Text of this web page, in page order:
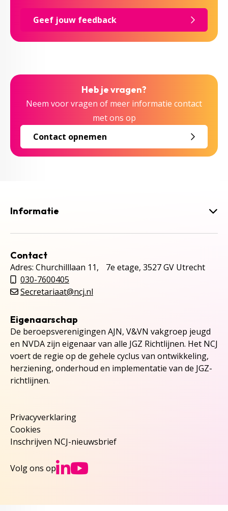
Geef jouw feedback
Heb je vragen?
Neem voor vragen of meer informatie contact
met ons op
Contact opnemen
Informatie
Contact
Adres: Churchilllaan 11, 7e etage, 3527 GV Utrecht
030-7600405
Secretariaat@ncj.nl
Eigenaarschap
De beroepsverenigingen AJN, V&VN vakgroep jeugd
en NVDA zijn eigenaar van alle JGZ Richtlijnen. Het NCJ
voert de regie op de gehele cyclus van ontwikkeling,
herziening, onderhoud en implementatie van de JGZ-
richtlijnen.
Privacyverklaring
Cookies
Inschrijven NCJ-nieuwsbrief
Volg ons op Ga naar NCJs